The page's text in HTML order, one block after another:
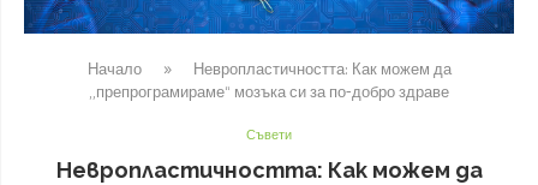
Начало »
Невропластичността: Как можем да
„препрограмираме“ мозъка си за по-добро здраве
Съвети
Невропластичността: Как можем да